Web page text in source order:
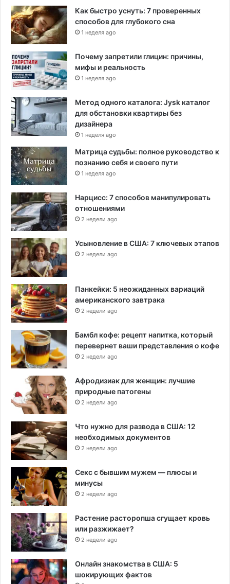
Как быстро уснуть: 7 проверенных
способов для глубокого сна
1 неделя ago
Почему запретили глицин: причины,
мифы и реальность
1 неделя ago
Метод одного каталога: Jysk каталог
для обстановки квартиры без
дизайнера
1 неделя ago
Матрица судьбы: полное руководство к
познанию себя и своего пути
1 неделя ago
Нарцисс: 7 способов манипулировать
отношениями
2 недели ago
Усыновление в США: 7 ключевых этапов
2 недели ago
Панкейки: 5 неожиданных вариаций
американского завтрака
2 недели ago
Бамбл кофе: рецепт напитка, который
перевернет ваши представления о кофе
2 недели ago
Афродизиак для женщин: лучшие
природные патогены
2 недели ago
Что нужно для развода в США: 12
необходимых документов
2 недели ago
Секс с бывшим мужем — плюсы и
минусы
2 недели ago
Растение расторопша сгущает кровь
или разжижает?
2 недели ago
Онлайн знакомства в США: 5
шокирующих фактов